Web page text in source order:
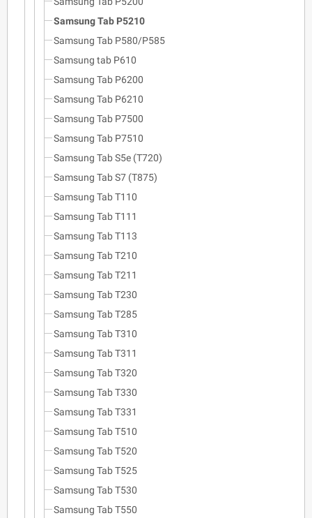
Samsung Tab P5210
Samsung Tab P580/P585
Samsung tab P610
Samsung Tab P6200
Samsung Tab P6210
Samsung Tab P7500
Samsung Tab P7510
Samsung Tab S5e (T720)
Samsung Tab S7 (T875)
Samsung Tab T110
Samsung Tab T111
Samsung Tab T113
Samsung Tab T210
Samsung Tab T211
Samsung Tab T230
Samsung Tab T285
Samsung Tab T310
Samsung Tab T311
Samsung Tab T320
Samsung Tab T330
Samsung Tab T331
Samsung Tab T510
Samsung Tab T520
Samsung Tab T525
Samsung Tab T530
Samsung Tab T550